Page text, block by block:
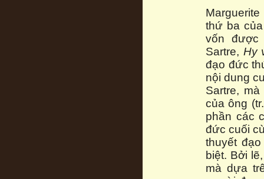
thứ ba
vốn được
Sartre, Hy
đạo đức
nội dung
Sartre,
của ông
phần các
đức cuối
thuyết
biệt. Bởi
mà dựa